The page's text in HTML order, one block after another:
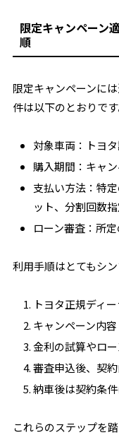
限定キャンペーン
順
限定キャンペーンに
件は以下のとおりです
対象車両：トヨ
購入期間：キャ
支払い方法：特
ット、分割回数指
ローン審査：所
利用手順はとてもシン
トヨタ正規ディ
キャンペーン内
金利の試算やロ
審査申込後、契
納車後は契約条
これらのステップを